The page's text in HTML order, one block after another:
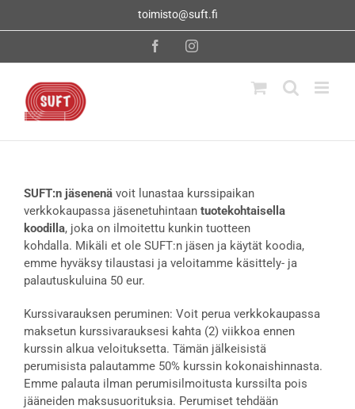
toimisto@suft.fi
FacebookInstagram
SUFT:n jäsenenä voit lunastaa kurssipaikan
verkkokaupassa jäsenetuhintaan tuotekohtaisella
koodilla, joka on ilmoitettu kunkin tuotteen
kohdalla. Mikäli et ole SUFT:n jäsen ja käytät koodia,
emme hyväksy tilaustasi ja veloitamme käsittely- ja
palautuskuluina 50 eur.
Kurssivarauksen peruminen: Voit perua verkkokaupassa
maksetun kurssivarauksesi kahta (2) viikkoa ennen
kurssin alkua veloituksetta. Tämän jälkeisistä
perumisista palautamme 50% kurssin kokonaishinnasta.
Emme palauta ilman perumisilmoitusta kurssilta pois
jääneiden maksusuorituksia. Perumiset tehdään